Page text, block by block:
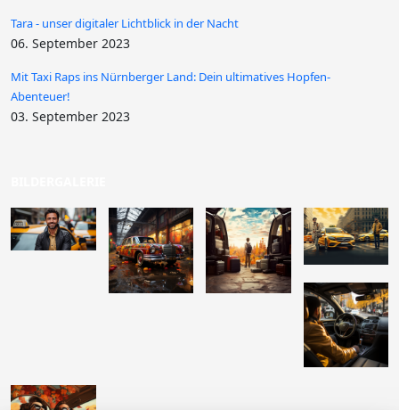
Tara - unser digitaler Lichtblick in der Nacht
06. September 2023
Mit Taxi Raps ins Nürnberger Land: Dein ultimatives Hopfen-
Abenteuer!
03. September 2023